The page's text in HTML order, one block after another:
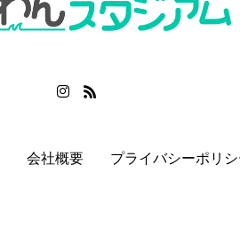
会社概要 プライバシーポリ